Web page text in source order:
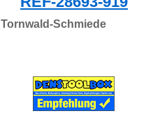
Tornwald-Schmiede